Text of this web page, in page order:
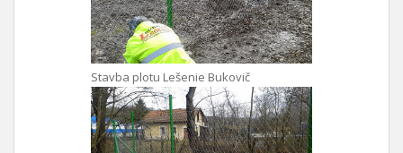
Stavba plotu Lešenie Bukovič